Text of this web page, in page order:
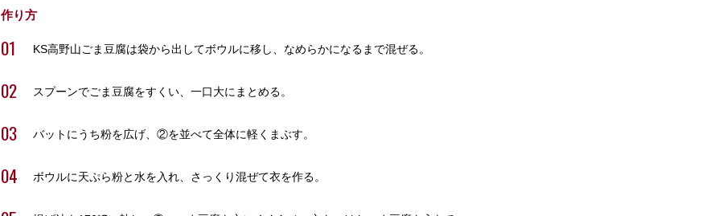
作り方
01 KS高野山ごま豆腐は袋から出してボウルに移し、なめらかになるまで混ぜる。
02 スプーンでごま豆腐をすくい、一口大にまとめる。
03 バットにうち粉を広げ、②を並べて全体に軽くまぶす。
04 ボウルに天ぷら粉と水を入れ、さっくり混ぜて衣を作る。